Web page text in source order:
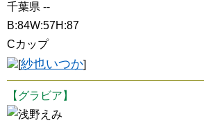
千葉県 --
B:84W:57H:87
Cカップ
[紗也いつか]
【グラビア】
浅野えみ